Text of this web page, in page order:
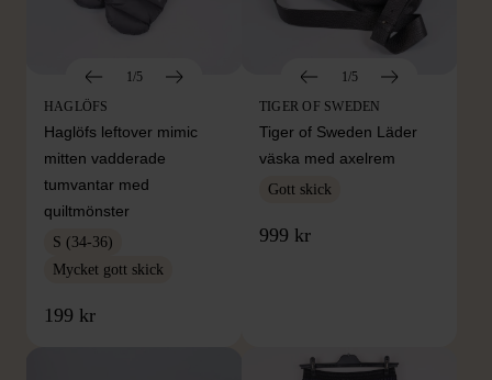
1/5
HAGLÖFS
Haglöfs leftover mimic
mitten vadderade
tumvantar med
quiltmönster
S (34-36)
Mycket gott skick
199 kr
1/5
TIGER OF SWEDEN
Tiger of Sweden Läder
väska med axelrem
Gott skick
999 kr